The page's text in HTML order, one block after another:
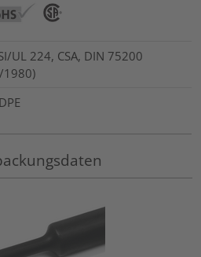
UL 224, CSA, DIN 75200
1980)